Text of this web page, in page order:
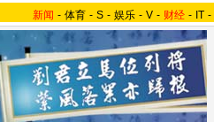
新闻 - 体育 - S - 娱乐 - V - 财经 - IT -